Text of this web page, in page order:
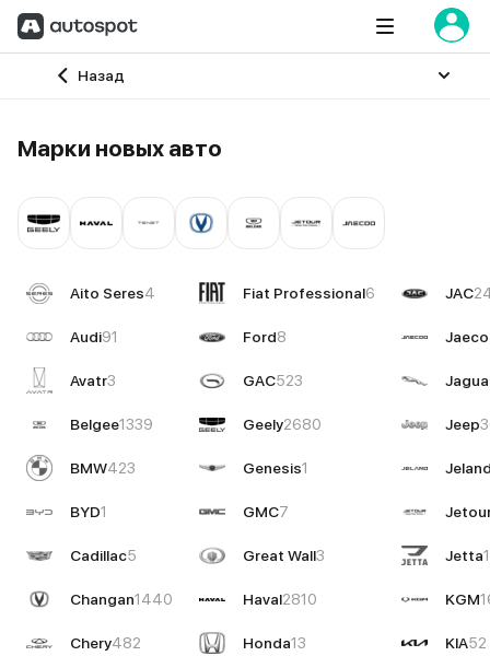
Назад
Главная
Марки новых авто
Aito Seres4
Audi91
Avatr3
Belgee1339
BMW423
BYD1
Cadillac5
Changan1440
Chery482
Fiat Professional6
Ford8
GAC523
Geely2680
Genesis1
GMC7
Great Wall3
Haval2810
Honda13
JAC
Jeep
Jetta1
KGM
KIA52